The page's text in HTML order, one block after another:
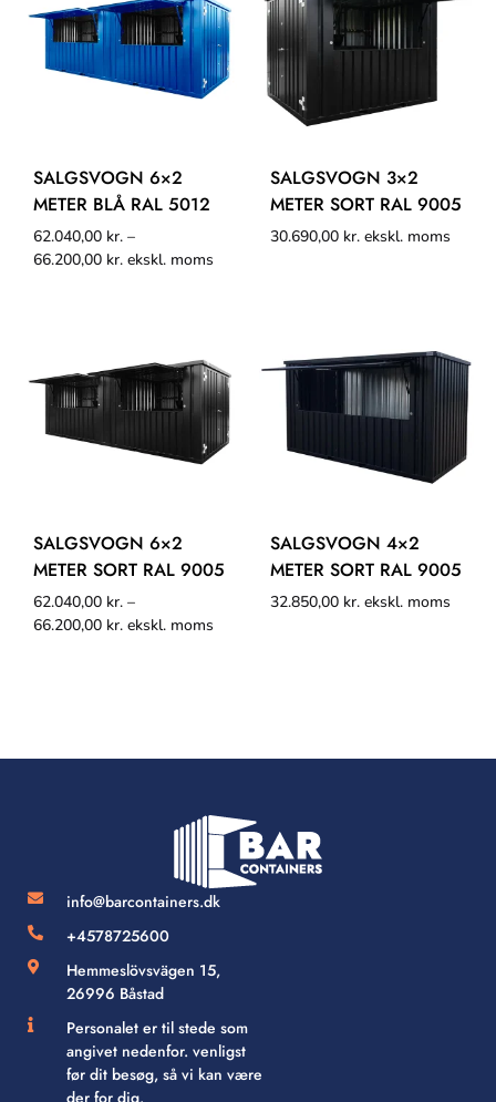
SALGSVOGN 6×2
METER BLÅ RAL 5012
62.040,00 kr. –
66.200,00 kr. ekskl. moms
SALGSVOGN 3×2
METER SORT RAL 9005
30.690,00 kr. ekskl. moms
SALGSVOGN 6×2
METER SORT RAL 9005
62.040,00 kr. –
66.200,00 kr. ekskl. moms
SALGSVOGN 4×2
METER SORT RAL 9005
32.850,00 kr. ekskl. moms
info@barcontainers.dk
+4578725600
Hemmeslövsvägen 15,
26996 Båstad
Personalet er til stede som
angivet nedenfor. venligst
før dit besøg, så vi kan være